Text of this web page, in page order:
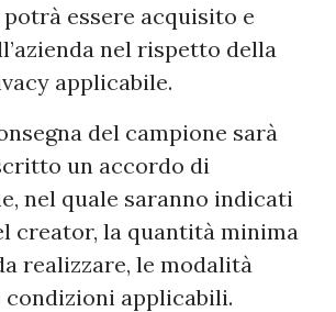
essere acquisito e
nel rispetto della
applicabile.
del campione sarà
un accordo di
nel quale saranno indicati
creator, la quantità minima
realizzare, le modalità
condizioni applicabili.